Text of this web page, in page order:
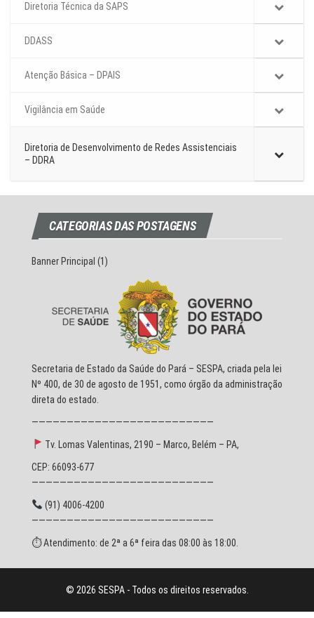
Diretoria Técnica da SAPS
DDASS
Atenção Básica – DPAIS
Vigilância em Saúde
Diretoria de Desenvolvimento de Redes Assistenciais
– DDRA
CATEGORIAS DAS POSTAGENS
Banner Principal (1)
Secretaria de Estado da Saúde do Pará – SESPA, criada pela lei
Nº 400, de 30 de agosto de 1951, como órgão da administração
direta do estado.
——————————————————————————
Tv. Lomas Valentinas, 2190 – Marco, Belém – PA,
CEP: 66093-677
——————————————————————————
(91) 4006-4200
——————————————————————————
⏱ Atendimento: de 2ª a 6ª feira das 08:00 às 18:00.
© 2026 SESPA - Todos os direitos reservados.